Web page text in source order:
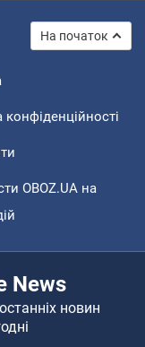
На початок
конфіденційності
OBOZ.UA на
News
новин